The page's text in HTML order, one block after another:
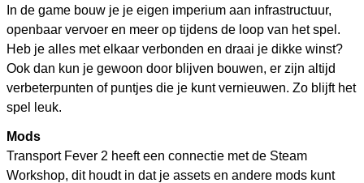
In de game bouw je je eigen imperium aan infrastructuur,
openbaar vervoer en meer op tijdens de loop van het spel.
Heb je alles met elkaar verbonden en draai je dikke winst?
Ook dan kun je gewoon door blijven bouwen, er zijn altijd
verbeterpunten of puntjes die je kunt vernieuwen. Zo blijft het
spel leuk.
Mods
Transport Fever 2 heeft een connectie met de Steam
Workshop, dit houdt in dat je assets en andere mods kunt